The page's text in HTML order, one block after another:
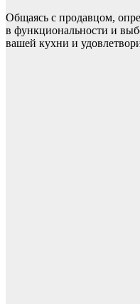
Общаясь с продавцом,
в функциональности и
вашей кухни и